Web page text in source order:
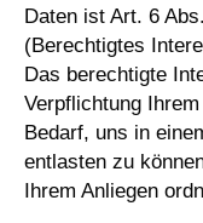
Daten ist Art. 6
(Berechtigtes
Das berechtigte
Verpflichtung
Bedarf, uns in
entlasten zu
Ihrem Anliegen